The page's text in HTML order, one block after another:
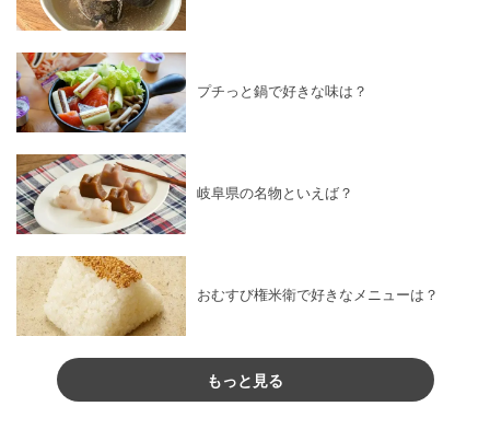
プチっと鍋で好きな味は？
岐阜県の名物といえば？
おむすび権米衛で好きなメニューは？
もっと見る